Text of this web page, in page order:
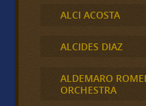
ALCI ACOSTA
ALCIDES DIAZ
ALDEMARO
ORCHESTRA